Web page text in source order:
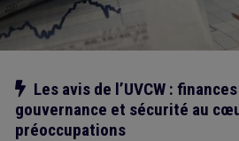
Notre action
Les avis de l’UVCW :
gouvernance et sécurité au
préoccupations